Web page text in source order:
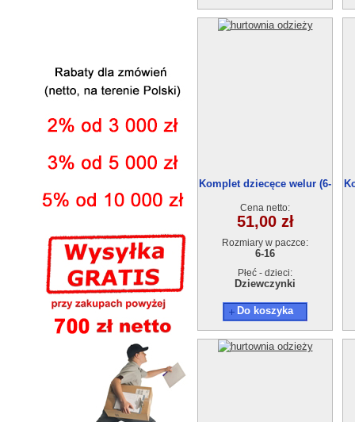
Komplet dziecęce welur (6-
Cena netto:
51,00 zł
Rozmiary w paczce:
6-16
Płeć - dzieci:
Dziewczynki
Do koszyka